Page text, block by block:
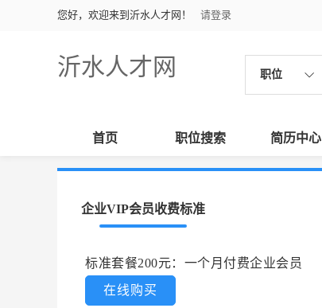
您好，欢迎来到沂水人才网！ 请登录
沂水人才网 职位
首页 职位搜索 简历中心
企业VIP会员收费标准
标准套餐200元：一个月付费企业会员
在线购买